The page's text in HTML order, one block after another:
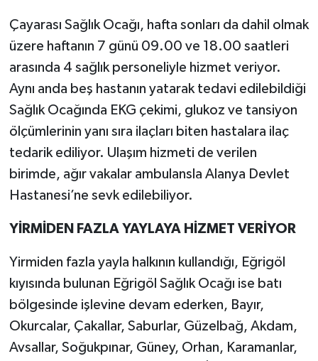
Çayarası Sağlık Ocağı, hafta sonları da dahil olmak
üzere haftanın 7 günü 09.00 ve 18.00 saatleri
arasında 4 sağlık personeliyle hizmet veriyor.
Aynı anda beş hastanın yatarak tedavi edilebildiği
Sağlık Ocağında EKG çekimi, glukoz ve tansiyon
ölçümlerinin yanı sıra ilaçları biten hastalara ilaç
tedarik ediliyor. Ulaşım hizmeti de verilen
birimde, ağır vakalar ambulansla Alanya Devlet
Hastanesi’ne sevk edilebiliyor.
YİRMİDEN FAZLA YAYLAYA HİZMET VERİYOR
Yirmiden fazla yayla halkının kullandığı, Eğrigöl
kıyısında bulunan Eğrigöl Sağlık Ocağı ise batı
bölgesinde işlevine devam ederken, Bayır,
Okurcalar, Çakallar, Saburlar, Güzelbağ, Akdam,
Avsallar, Soğukpınar, Güney, Orhan, Karamanlar,